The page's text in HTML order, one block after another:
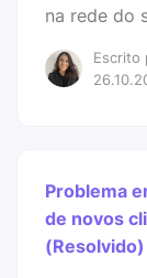
na rede do
Escrito
Problema
de novos
(Resolvido)